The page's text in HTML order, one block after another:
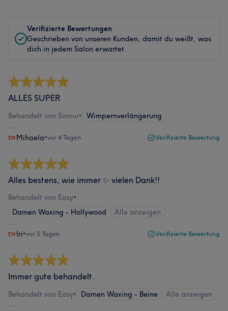
Verifizierte Bewertungen
Geschrieben von unseren Kunden, damit du weißt, was
dich in jedem Salon erwartet.
ALLES SUPER
Behandelt von Sinnur• Wimpernverlängerung
Mihaela•vor 4 Tagen Verifizierte Bewertung
Alles bestens, wie immer ✨ vielen Dank!!
Behandelt von Easy•
Damen Waxing - Hollywood
Alle anzeigen
Iri•vor 5 Tagen Verifizierte Bewertung
Immer gute behandelt.
Behandelt von Easy• Damen Waxing - Beine Alle anzeigen